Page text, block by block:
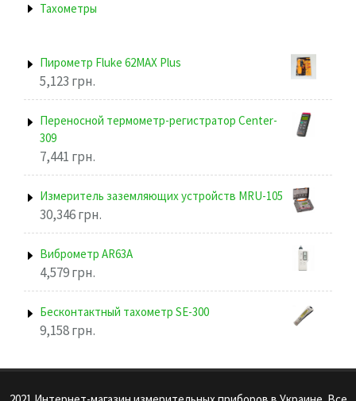
Тахометры
Пирометр Fluke 62MAX Plus
5,123 грн.
Переносной термометр-регистратор Center-
309
7,441 грн.
Измеритель заземляющих устройств MRU-105
30,346грн.
Виброметр AR63A
4,579грн.
Бесконтактный тахометр SE-300
9,158грн.